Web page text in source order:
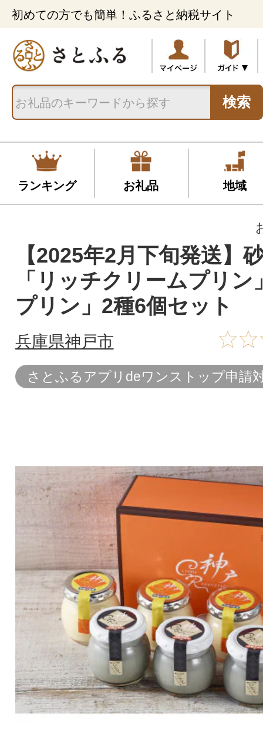
初めての方でも簡単！ふるさと納税サイト
検索
ランキング お礼品 地域
【2025年2月下旬発送】
「リッチクリームプリン
プリン」2種6個セット
兵庫県神戸市
さとふるアプリdeワンストップ申請